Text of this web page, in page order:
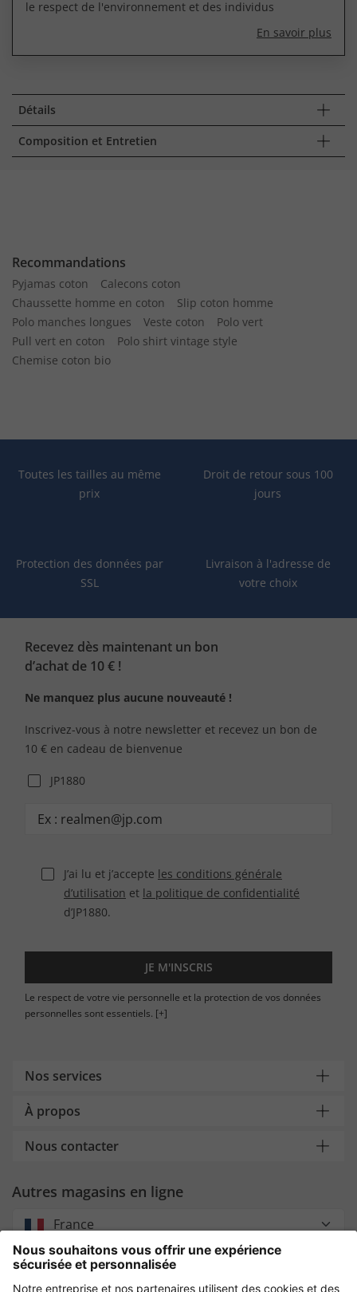
le respect de l'environnement et des individus
En savoir plus
Détails
Composition et Entretien
Recommandations
Pyjamas coton
Calecons coton
Chaussette homme en coton
Slip coton homme
Polo manches longues
Veste coton
Polo vert
Pull vert en coton
Polo shirt vintage style
Chemise coton bio
Toutes les tailles au même
prix
Droit de retour sous 100
jours
Protection des données par
SSL
Livraison à l'adresse de
votre choix
Recevez dès maintenant un bon
d’achat de 10 € !
Ne manquez plus aucune nouveauté !
Inscrivez-vous à notre newsletter et recevez un bon de
10 € en cadeau de bienvenue
JP1880
J’ai lu et j’accepte les conditions générale
d’utilisation et la politique de confidentialité
d’JP1880.
JE M'INSCRIS
Le respect de votre vie personnelle et la protection de vos données
personnelles sont essentiels. [+]
Nos services
À propos
Nous contacter
Autres magasins en ligne
France
Payment and Delivery